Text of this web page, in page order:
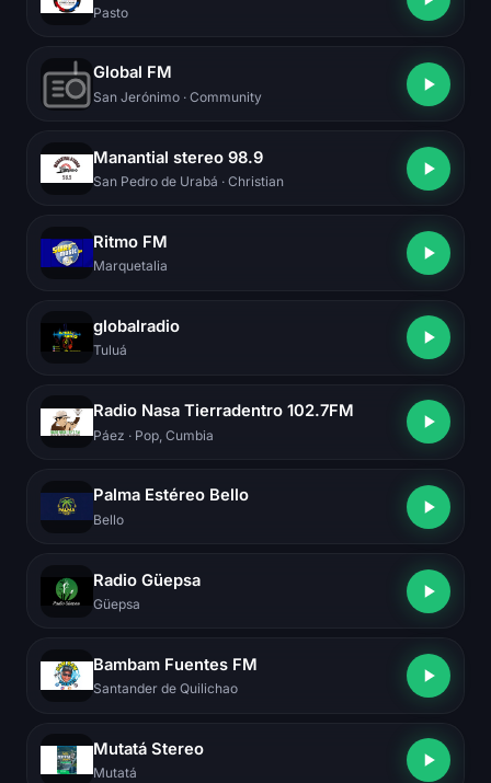
Pasto
Global FM
San Jerónimo · Community
Manantial stereo 98.9
San Pedro de Urabá · Christian
Ritmo FM
Marquetalia
globalradio
Tuluá
Radio Nasa Tierradentro 102.7FM
Páez · Pop, Cumbia
Palma Estéreo Bello
Bello
Radio Güepsa
Güepsa
Bambam Fuentes FM
Santander de Quilichao
Mutatá Stereo
Mutatá